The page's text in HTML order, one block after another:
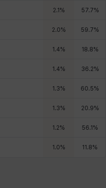
2.1% 57.7%
2.0% 59.7%
1.4% 18.8%
1.4% 36.2%
1.3% 60.5%
1.3% 20.9%
1.2% 56.1%
1.0% 11.8%